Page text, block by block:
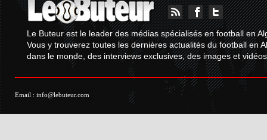
Le Buteur est le leader des médias spécialisés en football en
Vous y trouverez toutes les dernières actualités du football en
dans le monde, des interviews exclusives, des images et
Email : info@lebuteur.com